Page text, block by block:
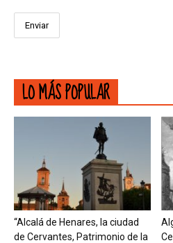
LO MÁS POPULAR
“Alcalá de Henares, la ciudad
de Cervantes, Patrimonio de la